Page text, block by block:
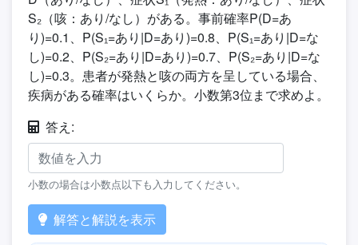
S₂（咳：あり/なし）がある。事前確率P(D=あ
り)=0.1、P(S₁=あり|D=あり)=0.8、P(S₁=あり|D=な
し)=0.2、P(S₂=あり|D=あり)=0.7、P(S₂=あり|D=な
し)=0.3。患者が発熱と咳の両方を呈している場合、
疾病がある確率はいくらか。小数第3位まで求めよ。
答え:
小数の場合は小数点以下も入力してください。
解答と解説を表示